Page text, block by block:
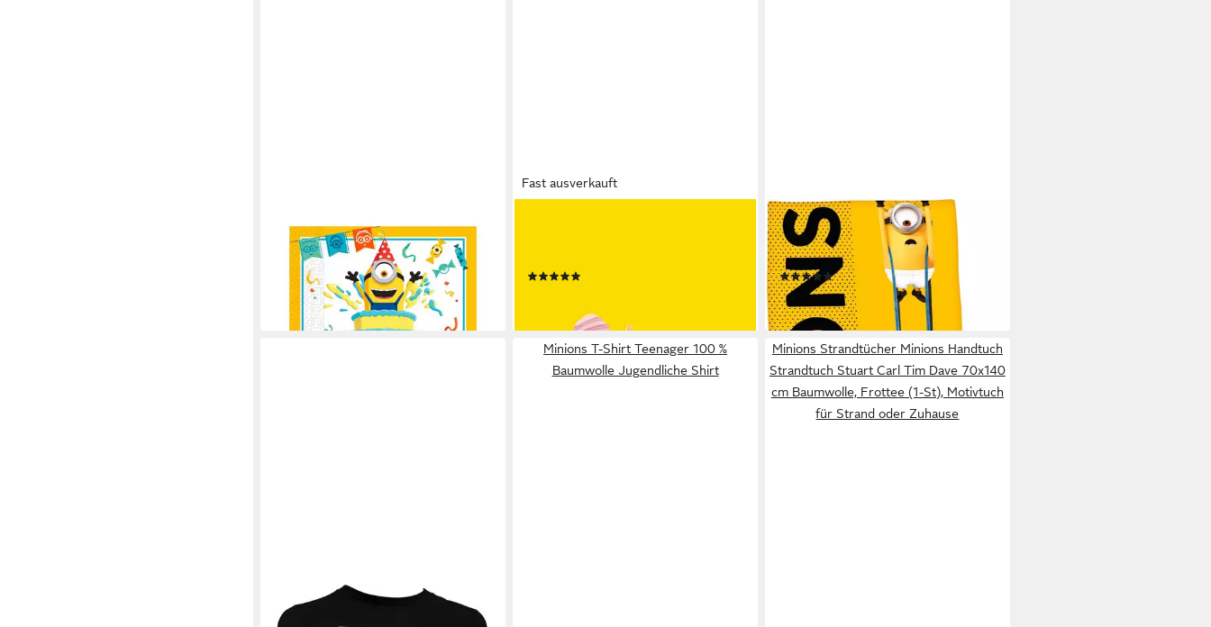
Papierserviette 'Minions' Tischdeko,
Servietten 20Stk./33x33cm
ab 3,49 €
(0,17 €/ 1 Stk)
leider ausverkauft
Fast ausverkauft
MINIONS
Badetuch Minions 2, Velours (1-St),
hochfarbig bedruckt
(21)
18,75 €
lieferbar - in 3-4 Werktagen bei dir
MINIONS
T-Shirt
Minions T-Shirt Teenager 100 %
Baumwolle Jugendliche Shirt
Minions Strandtücher Minions Handtuch
Strandtuch Stuart Carl Tim Dave 70x140
cm Baumwolle, Frottee (1-St), Motivtuch
für Strand oder Zuhause